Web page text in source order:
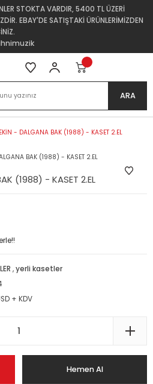
STOKTA VARDIR, 5400 TL ÜZERİ
EBAY'DE SATIŞTAKİ ÜRÜNLERİMİZDEN
ARA
- DALGANA BAK (1988) - KASET 2.EL
(1988) - KASET 2.EL
,yerli kasetler
+ KDV
Hemen Al